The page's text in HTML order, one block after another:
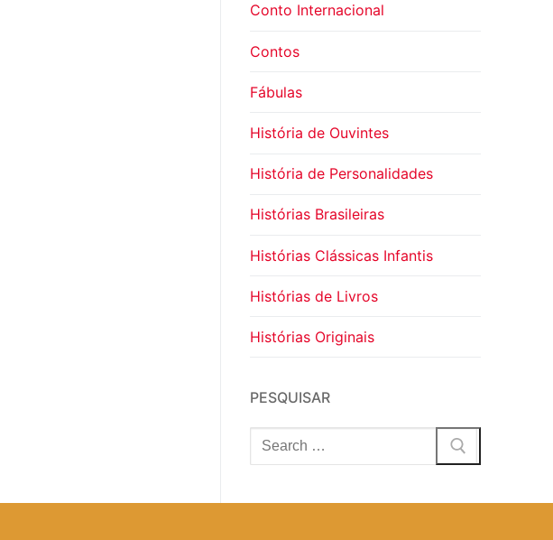
Conto Internacional
Contos
Fábulas
História de Ouvintes
História de Personalidades
Histórias Brasileiras
Histórias Clássicas Infantis
Histórias de Livros
Histórias Originais
PESQUISAR
Pesquisar
por: